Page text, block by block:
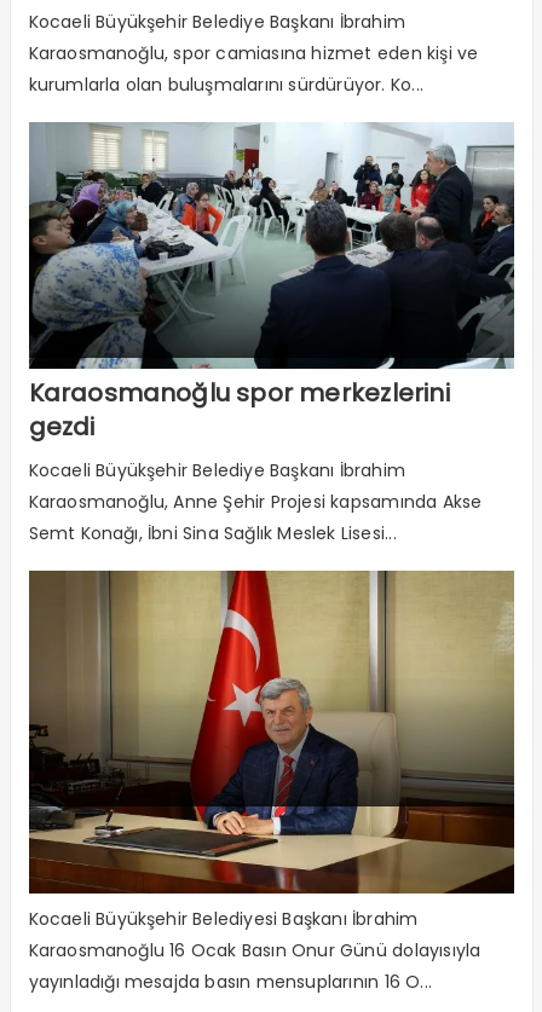
Kocaeli Büyükşehir Belediye Başkanı İbrahim
Karaosmanoğlu, spor camiasına hizmet eden kişi ve
kurumlarla olan buluşmalarını sürdürüyor. Ko...
Karaosmanoğlu spor merkezlerini
gezdi
Kocaeli Büyükşehir Belediye Başkanı İbrahim
Karaosmanoğlu, Anne Şehir Projesi kapsamında Akse
Semt Konağı, İbni Sina Sağlık Meslek Lisesi...
Karaosmanoğlu’ndan Basın Onur
Günü Mesajı
Kocaeli Büyükşehir Belediyesi Başkanı İbrahim
Karaosmanoğlu 16 Ocak Basın Onur Günü dolayısıyla
yayınladığı mesajda basın mensuplarının 16 O...